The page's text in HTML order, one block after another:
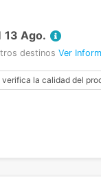
13 Ago.
destinos Ver
la calidad del